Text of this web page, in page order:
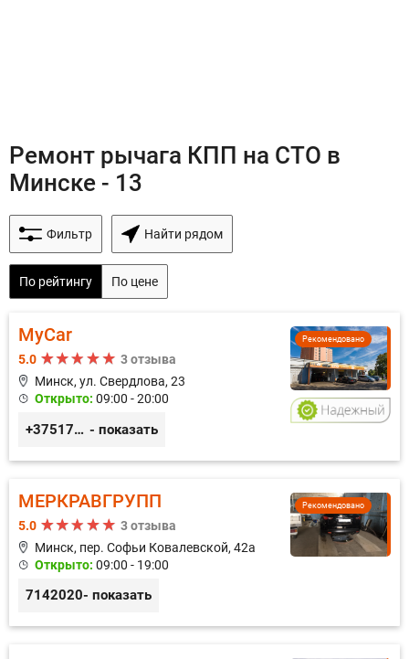
Ремонт рычага КПП на СТО в
Минске - 13
Фильтр Найти рядом
По рейтингу По цене
Рекомендовано
MyCar
5.0
3 отзыва
Минск, ул. Свердлова, 23
Открыто: 09:00 - 20:00
+375173212443 - показать
Рекомендовано
МЕРКРАВГРУПП
5.0
3 отзыва
Минск, пер. Софьи Ковалевской, 42а
Открыто: 09:00 - 19:00
7142020- показать